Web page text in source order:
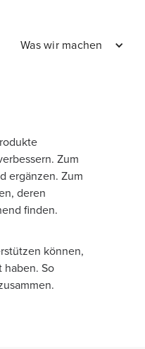
Was wir machen
Zum
ergänzen. Zum
deren
finden.
können,
haben. So